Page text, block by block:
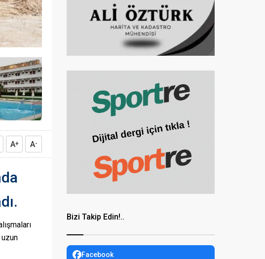
A+ A-
Bizi Takip Edin!..
Facebook